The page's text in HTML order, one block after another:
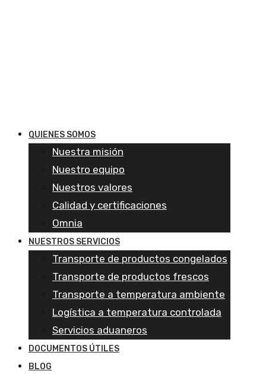
QUIENES SOMOS
Nuestra misión
Nuestro equipo
Nuestros valores
Calidad y certificaciones
Omnia
NUESTROS SERVICIOS
Transporte de productos congelados
Transporte de productos frescos
Transporte a temperatura ambiente
Logística a temperatura controlada
Servicios aduaneros
DOCUMENTOS ÚTILES
BLOG